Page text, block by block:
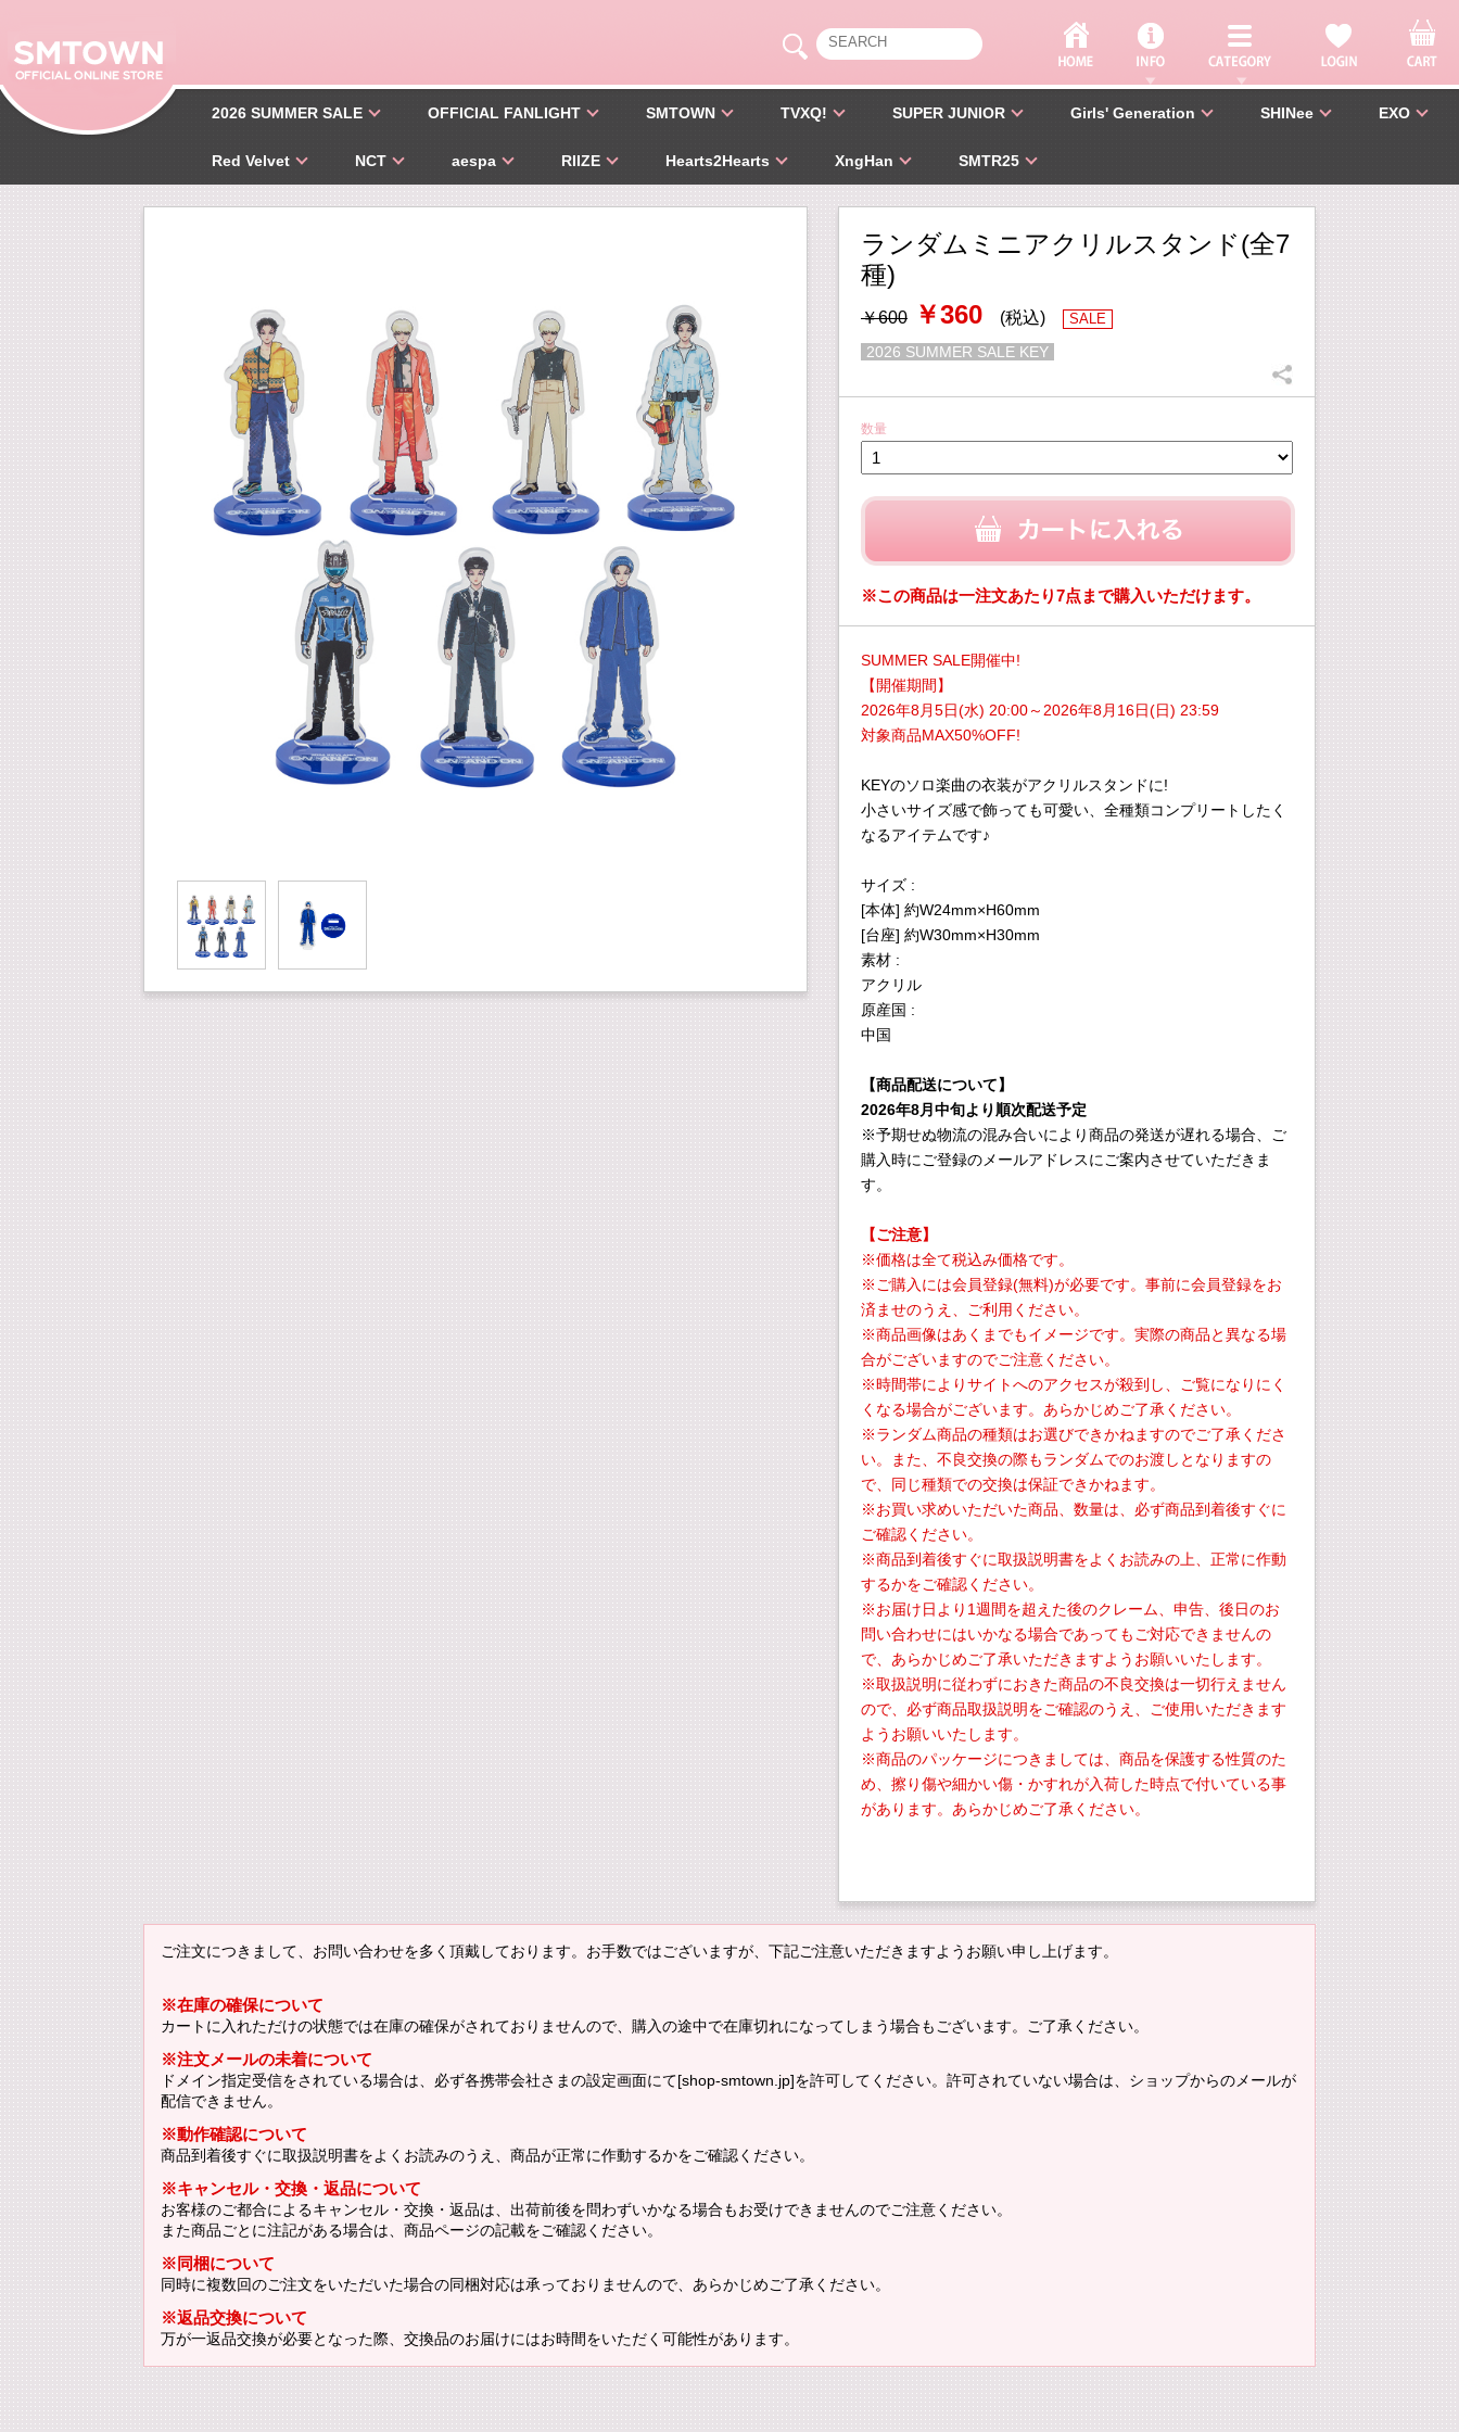
2026 SUMMER SALE OFFICIAL FANLIGHT SMTOWN TVXQ! SUPER JUNIOR Girls' Generation SHINee EXO
Red Velvet NCT aespa RIIZE Hearts2Hearts XngHan SMTR25
ランダムミニアクリルスタンド(全7
種)
￥600 ￥360 (税込) SALE
2026 SUMMER SALE KEY
数量
※この商品は一注文あたり7点まで購入いただけます。
SUMMER SALE開催中!
【開催期間】
2026年8月5日(水) 20:00～2026年8月16日(日) 23:59
対象商品MAX50%OFF!
KEYのソロ楽曲の衣装がアクリルスタンドに!
小さいサイズ感で飾っても可愛い、全種類コンプリートしたく
なるアイテムです♪
サイズ :
[本体] 約W24mm×H60mm
[台座] 約W30mm×H30mm
素材 :
アクリル
原産国 :
中国
【商品配送について】
2026年8月中旬より順次配送予定
※予期せぬ物流の混み合いにより商品の発送が遅れる場合、ご
購入時にご登録のメールアドレスにご案内させていただきま
す。
【ご注意】
※価格は全て税込み価格です。
※ご購入には会員登録(無料)が必要です。事前に会員登録をお
済ませのうえ、ご利用ください。
※商品画像はあくまでもイメージです。実際の商品と異なる場
合がございますのでご注意ください。
※時間帯によりサイトへのアクセスが殺到し、ご覧になりにく
くなる場合がございます。あらかじめご了承ください。
※ランダム商品の種類はお選びできかねますのでご了承くださ
い。また、不良交換の際もランダムでのお渡しとなりますの
で、同じ種類での交換は保証できかねます。
※お買い求めいただいた商品、数量は、必ず商品到着後すぐに
ご確認ください。
※商品到着後すぐに取扱説明書をよくお読みの上、正常に作動
するかをご確認ください。
※お届け日より1週間を超えた後のクレーム、申告、後日のお
問い合わせにはいかなる場合であってもご対応できませんの
で、あらかじめご了承いただきますようお願いいたします。
※取扱説明に従わずにおきた商品の不良交換は一切行えません
ので、必ず商品取扱説明をご確認のうえ、ご使用いただきます
ようお願いいたします。
※商品のパッケージにつきましては、商品を保護する性質のた
め、擦り傷や細かい傷・かすれが入荷した時点で付いている事
があります。あらかじめご了承ください。
ご注文につきまして、お問い合わせを多く頂戴しております。お手数ではございますが、下記ご注意いただきますようお願い申し上げます。
※在庫の確保について
カートに入れただけの状態では在庫の確保がされておりませんので、購入の途中で在庫切れになってしまう場合もございます。ご了承ください。
※注文メールの未着について
ドメイン指定受信をされている場合は、必ず各携帯会社さまの設定画面にて[shop-smtown.jp]を許可してください。許可されていない場合は、ショップからのメールが
配信できません。
※動作確認について
商品到着後すぐに取扱説明書をよくお読みのうえ、商品が正常に作動するかをご確認ください。
※キャンセル・交換・返品について
お客様のご都合によるキャンセル・交換・返品は、出荷前後を問わずいかなる場合もお受けできませんのでご注意ください。
また商品ごとに注記がある場合は、商品ページの記載をご確認ください。
※同梱について
同時に複数回のご注文をいただいた場合の同梱対応は承っておりませんので、あらかじめご了承ください。
※返品交換について
万が一返品交換が必要となった際、交換品のお届けにはお時間をいただく可能性があります。